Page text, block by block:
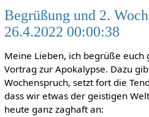
Begrüßung und 2.
26.4.2022 00:00:38
Meine Lieben, ich begrüße euch
Vortrag zur Apokalypse. Dazu
Wochenspruch, setzt fort die
dass wir etwas der geistigen
heute ganz zaghaft an: